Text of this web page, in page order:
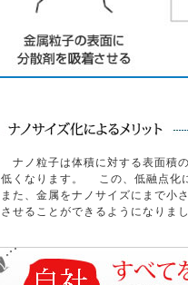
ナノ粒子は体積に対する表面積
低くなります。 この、低融点化
また、金属をナノサイズにまで小
させることができるようになりまし